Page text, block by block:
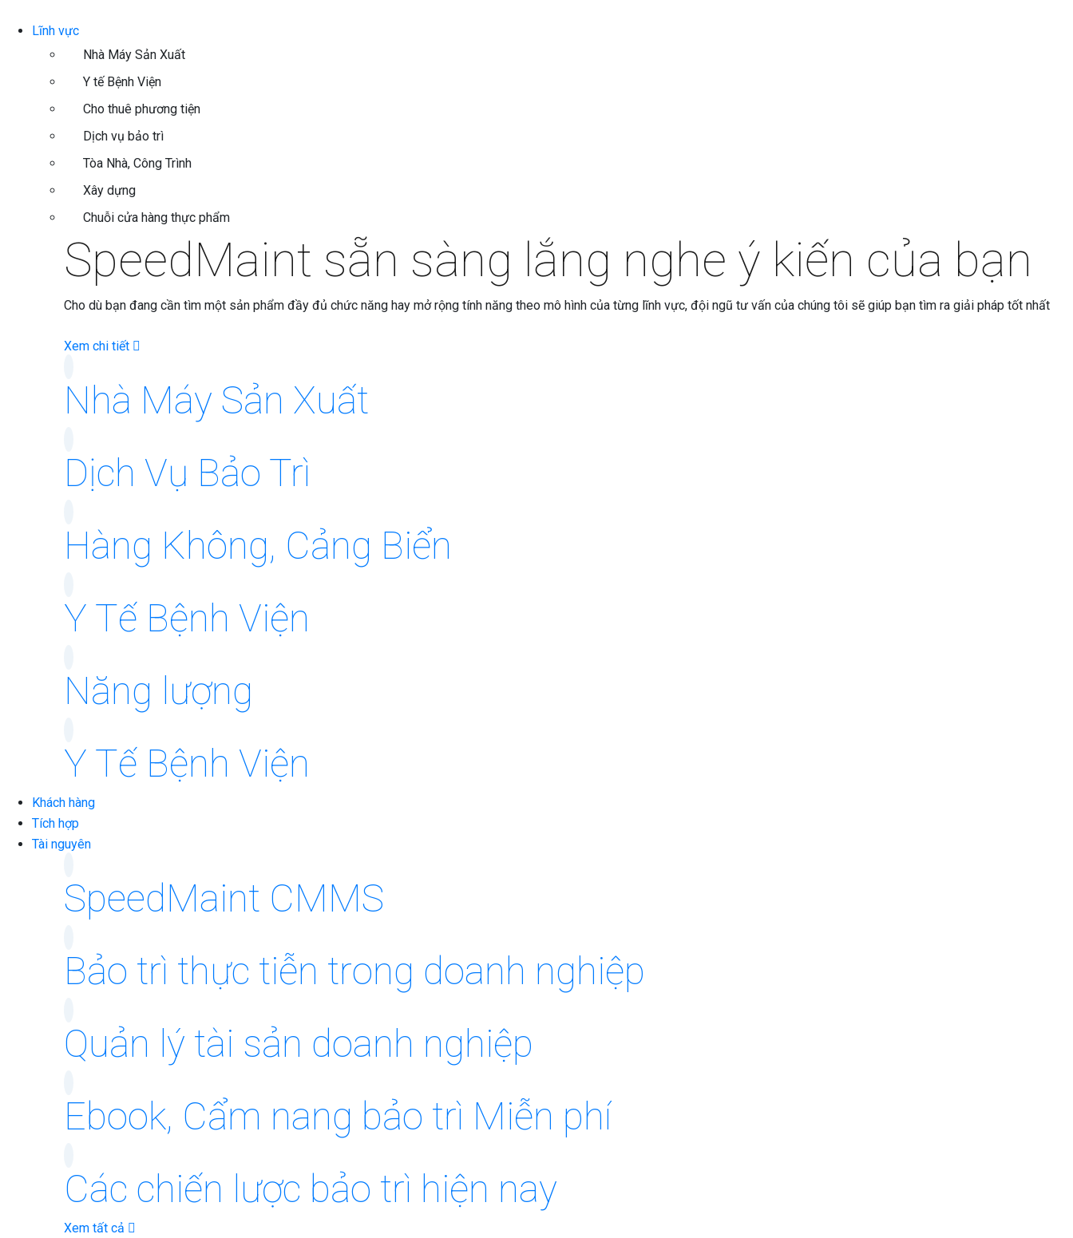
Lĩnh vực
Nhà Máy Sản Xuất
Y tế Bệnh Viện
Cho thuê phương tiện
Dịch vụ bảo trì
Tòa Nhà, Công Trình
Xây dựng
Chuỗi cửa hàng thực phẩm
SpeedMaint sẵn sàng lắng nghe ý kiến của bạn
Cho dù bạn đang cần tìm một sản phẩm đầy đủ chức năng hay mở rộng tính năng theo mô hình của từng lĩnh vực, đội ngũ tư vấn của chúng tôi sẽ giúp bạn tìm ra giải pháp tốt nhất
Xem chi tiết
Nhà Máy Sản Xuất
Dịch Vụ Bảo Trì
Hàng Không, Cảng Biển
Y Tế Bệnh Viện
Năng lượng
Y Tế Bệnh Viện
Khách hàng
Tích hợp
Tài nguyên
SpeedMaint CMMS
Bảo trì thực tiễn trong doanh nghiệp
Quản lý tài sản doanh nghiệp
Ebook, Cẩm nang bảo trì Miễn phí
Các chiến lược bảo trì hiện nay
Xem tất cả